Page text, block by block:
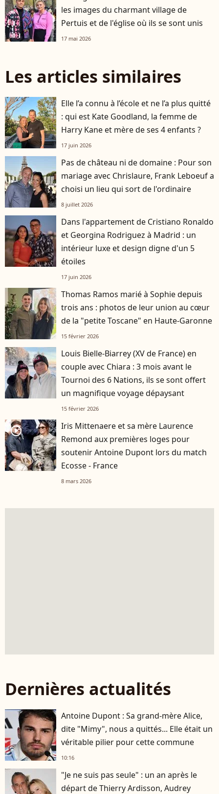
les images du charmant village de
Pertuis et de l'église où ils se sont unis
17 mai 2026
Les articles similaires
Elle l’a connu à l’école et ne l’a plus quitté
: qui est Kate Goodland, la femme de
Harry Kane et mère de ses 4 enfants ?
17 juin 2026
Pas de château ni de domaine : Pour son
mariage avec Chrislaure, Frank Leboeuf a
choisi un lieu qui sort de l'ordinaire
8 juillet 2026
Dans l'appartement de Cristiano Ronaldo
et Georgina Rodriguez à Madrid : un
intérieur luxe et design digne d'un 5
étoiles
17 juin 2026
Thomas Ramos marié à Sophie depuis
trois ans : photos de leur union au cœur
de la "petite Toscane" en Haute-Garonne
15 février 2026
Louis Bielle-Biarrey (XV de France) en
couple avec Chiara : 3 mois avant le
Tournoi des 6 Nations, ils se sont offert
un magnifique voyage dépaysant
15 février 2026
player2
Iris Mittenaere et sa mère Laurence
Remond aux premières loges pour
soutenir Antoine Dupont lors du match
Ecosse - France
8 mars 2026
Dernières actualités
Antoine Dupont : Sa grand-mère Alice,
dite "Mimy", nous a quittés... Elle était un
véritable pilier pour cette commune
10:16
"Je ne suis pas seule" : un an après le
départ de Thierry Ardisson, Audrey